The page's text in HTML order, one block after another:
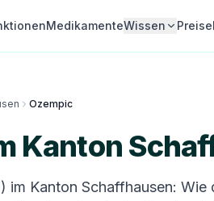
MedikamenteWissen Preise
Ozempic
Kanton
im Kanton Schaffhausen: